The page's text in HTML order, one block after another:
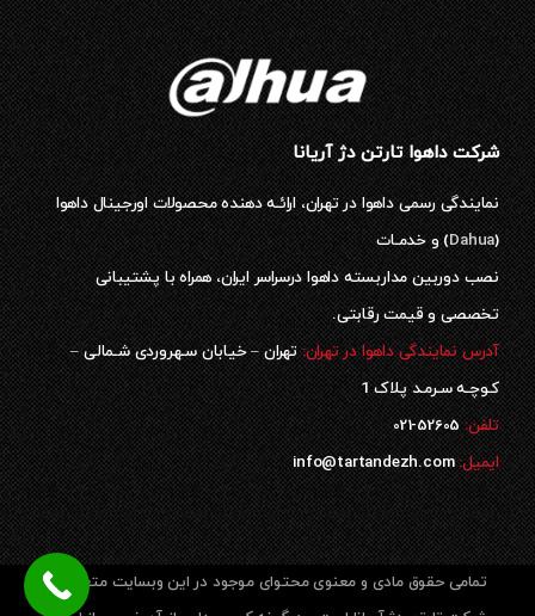
شرکت داهوا تارتن دژ آریانا
نمایندگی رسمی داهوا در تهران، ارائـه دهنده محصولات اورجینال داهوا
(
Dahua) و خدمـات
نصب دوربین مداربسته داهوا درسراسر ایران، همراه با پشتیبانی
تخصصی و قیمت رقابتی.
آدرس نمایندگی داهوا در تهران:تهران – خیابان سـهروردی شـمالی –
کـوچـه سـرمـد پلاک 1
تلفن:52605-021
ایمیل:info@tartandezh.com
تمامی حقوق مادی و معنوی محتوای موجود در این وبسایت متعلق به